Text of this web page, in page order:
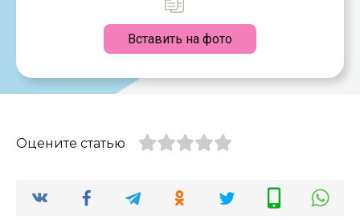
Вставить на фото
Оцените статью